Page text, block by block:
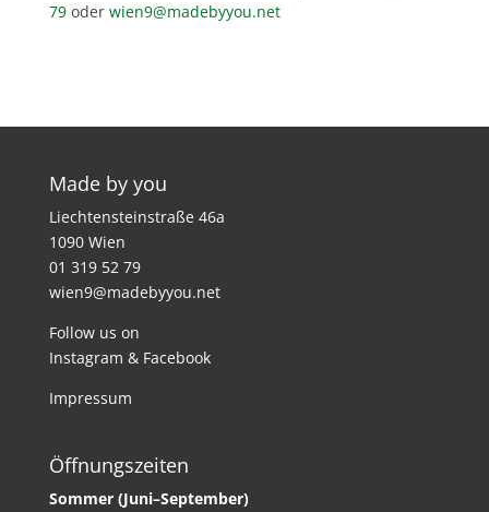
79oder wien9@madebyyou.net
Made by you
Liechtensteinstraße 46a
1090 Wien
01 319 52 79
wien9@madebyyou.net
Follow us on
Instagram & Facebook
Impressum
Öffnungszeiten
Sommer (Juni–September)